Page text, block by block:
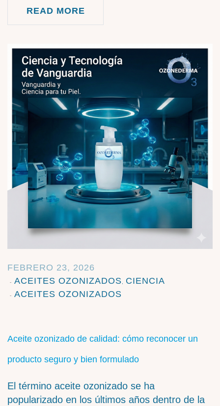
READ MORE
FEBRERO 23, 2026
ACEITES OZONIZADOS CIENCIA
ACEITES OZONIZADOS
Aceite ozonizado de calidad: cómo reconocer un
producto seguro y bien formulado
El término aceite ozonizado se ha
popularizado en los últimos años dentro de la